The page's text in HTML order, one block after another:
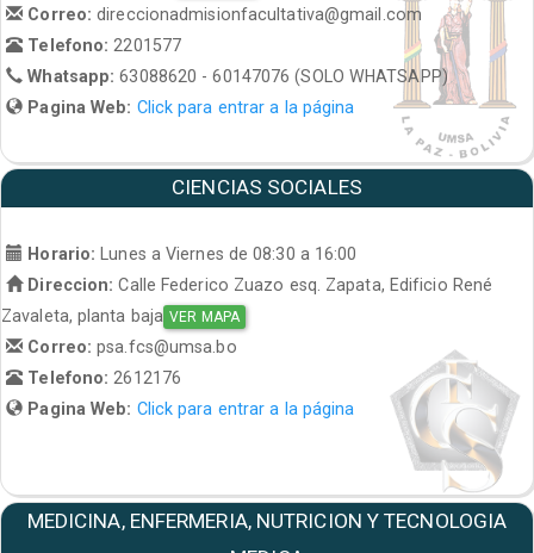
Correo:direccionadmisionfacultativa@gmail.com
Telefono: 2201577
Whatsapp:63088620 - 60147076 (SOLO WHATSAPP)
Pagina Web: Click para entrar a la página
CIENCIAS SOCIALES
Horario:
Lunes a Viernes de 08:30 a 16:00
Direccion: Calle Federico Zuazo esq. Zapata, Edificio René
Zavaleta, planta baja VER MAPA
Correo:psa.fcs@umsa.bo
Telefono: 2612176
Pagina Web: Click para entrar a la página
MEDICINA, ENFERMERIA, NUTRICION Y TECNOLOGIA